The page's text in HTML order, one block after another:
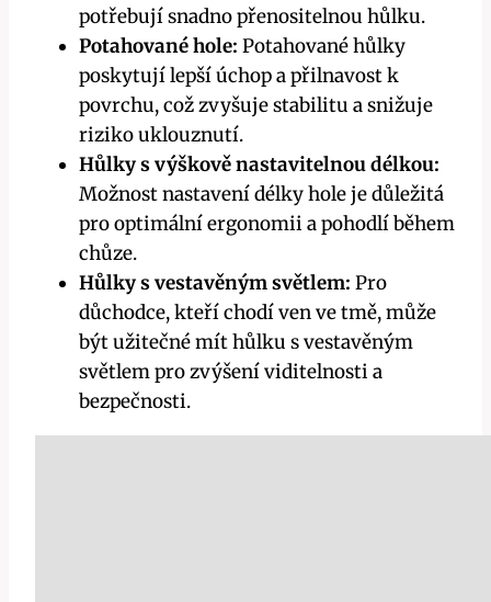
potřebují snadno přenositelnou hůlku.
Potahované hole: Potahované hůlky
poskytují lepší úchop a přilnavost k
povrchu, což zvyšuje stabilitu a snižuje
riziko uklouznutí.
Hůlky s výškově nastavitelnou délkou:
Možnost nastavení délky hole je důležitá
pro optimální ergonomii a pohodlí během
chůze.
Hůlky s vestavěným světlem: Pro
důchodce, kteří chodí ven ve tmě, může
být užitečné mít hůlku s vestavěným
světlem pro zvýšení viditelnosti a
bezpečnosti.